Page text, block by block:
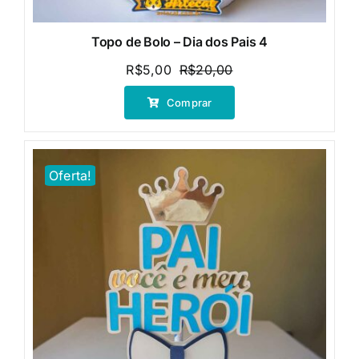
Topo de Bolo – Dia dos Pais 4
R$20,00O
preço
era:
R$5,00
O
preço
é:
Comprar
Oferta!